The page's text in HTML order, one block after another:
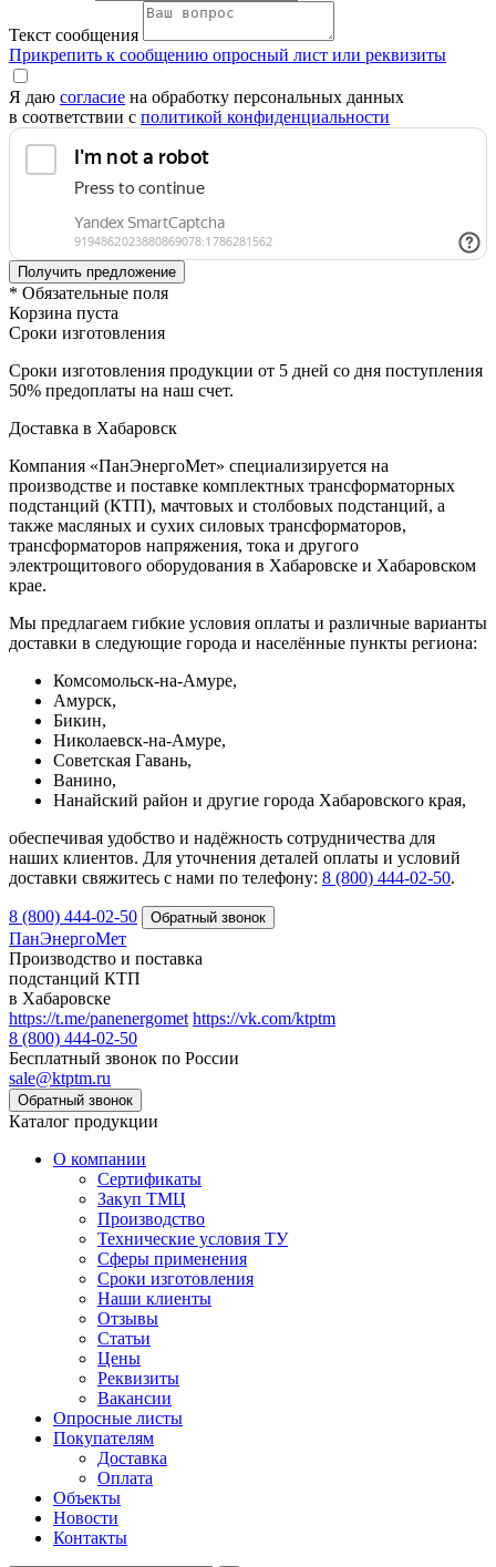
Текст сообщения
Прикрепить к сообщению опросный лист или реквизиты
Я даю согласие на обработку персональных данных
в соответствии с политикой конфиденциальности
* Обязательные поля
Корзина пуста
Сроки изготовления
Сроки изготовления продукции от 5 дней со дня поступления
50% предоплаты на наш счет.
Доставка в Хабаровск
Компания «ПанЭнергоМет» специализируется на
производстве и поставке комплектных трансформаторных
подстанций (КТП), мачтовых и столбовых подстанций, а
также масляных и сухих силовых трансформаторов,
трансформаторов напряжения, тока и другого
электрощитового оборудования в Хабаровске и Хабаровском
крае.
Мы предлагаем гибкие условия оплаты и различные варианты
доставки в следующие города и населённые пункты региона:
Комсомольск-на-Амуре,
Амурск,
Бикин,
Николаевск-на-Амуре,
Советская Гавань,
Ванино,
Нанайский район и другие города Хабаровского края,
обеспечивая удобство и надёжность сотрудничества для
наших клиентов. Для уточнения деталей оплаты и условий
доставки свяжитесь с нами по телефону: 8 (800) 444‑02‑50.
8 (800) 444-02-50
ПанЭнергоМет
Производство и поставка
подстанций КТП
в Хабаровске
https://t.me/panenergomet https://vk.com/ktptm
8 (800) 444-02-50
Бесплатный звонок по России
sale@ktptm.ru
Каталог продукции
О компании
Сертификаты
Закуп ТМЦ
Производство
Технические условия ТУ
Сферы применения
Сроки изготовления
Наши клиенты
Отзывы
Статьи
Цены
Реквизиты
Вакансии
Опросные листы
Покупателям
Доставка
Оплата
Объекты
Новости
Контакты